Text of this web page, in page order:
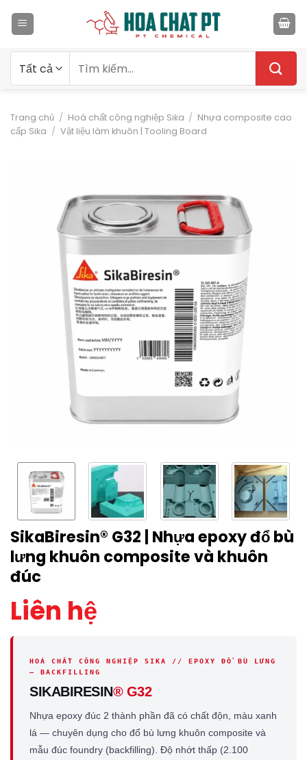
qua
kiếm:
Trang chủ / Hoá chất công nghiệp Sika / Nhựa composite cao
cấp Sika / Vật liệu làm khuôn | Tooling Board
SikaBiresin® G32 | Nhựa epoxy đổ bù
lưng khuôn composite và khuôn
đúc
Liên hệ
HOÁ CHẤT CÔNG NGHIỆP SIKA // EPOXY ĐỔ BÙ LƯNG
— BACKFILLING
SIKABIRESIN® G32
Nhựa epoxy đúc 2 thành phần đã có chất độn, màu xanh
lá — chuyên dụng cho đổ bù lưng khuôn composite và
mẫu đúc foundry (backfilling). Độ nhớt thấp (2.100